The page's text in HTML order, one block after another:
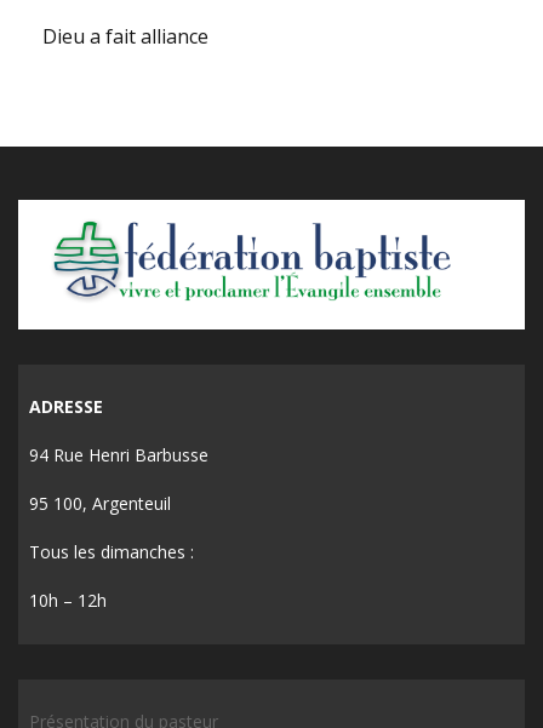
Dieu a fait alliance
ADRESSE
94 Rue Henri Barbusse
95 100, Argenteuil
Tous les dimanches :
10h – 12h
Présentation du pasteur